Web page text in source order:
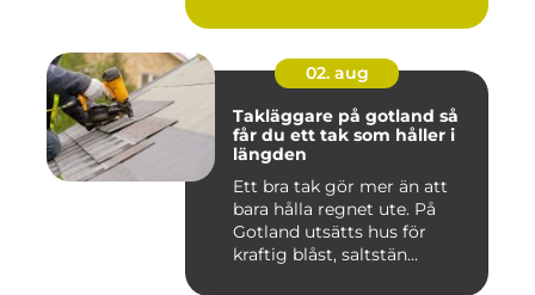
02. aug
Takläggare på gotland så
får du ett tak som håller i
längden
Ett bra tak gör mer än att
bara hålla regnet ute. På
Gotland utsätts hus för
kraftig blåst, saltstän...